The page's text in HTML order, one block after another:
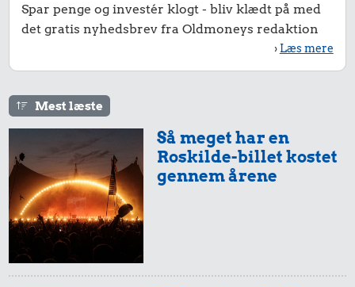
Spar penge og investér klogt - bliv klædt på med
det gratis nyhedsbrev fra Oldmoneys redaktion
› Læs mere
Mest læste
Så meget har en
Roskilde-billet kostet
gennem årene